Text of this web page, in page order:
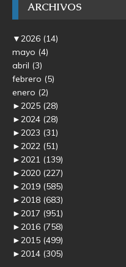
ARCHIVOS
▼2026 (14)
mayo (4)
abril (3)
febrero (5)
enero (2)
►2025 (28)
►2024 (28)
►2023 (31)
►2022 (51)
►2021 (139)
►2020 (227)
►2019 (585)
►2018 (683)
►2017 (951)
►2016 (758)
►2015 (499)
►2014 (305)